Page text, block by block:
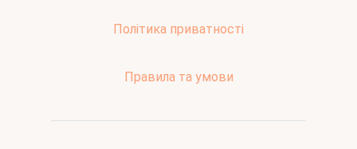
Політика приватності
Правила та умови